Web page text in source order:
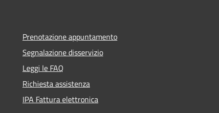
Prenotazione appuntamento
Segnalazione disservizio
Leggi le FAQ
Richiesta assistenza
IPA Fattura elettronica